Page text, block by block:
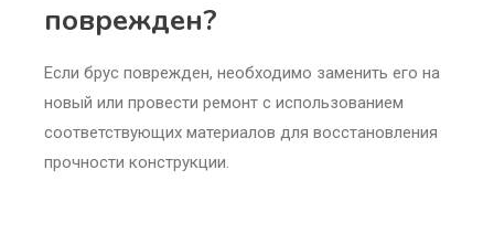
поврежден?
Если брус поврежден, необходимо заменить его на
новый или провести ремонт с использованием
соответствующих материалов для восстановления
прочности конструкции.